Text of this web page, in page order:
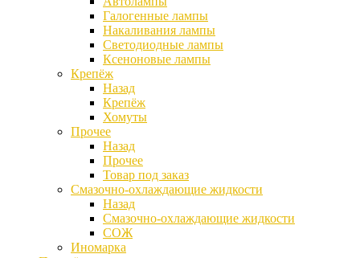
Галогенные лампы
Накаливания лампы
Светодиодные лампы
Ксеноновые лампы
Крепёж
Назад
Крепёж
Хомуты
Прочее
Назад
Прочее
Товар под заказ
Смазочно-охлаждающие жидкости
Назад
Смазочно-охлаждающие жидкости
СОЖ
Иномарка